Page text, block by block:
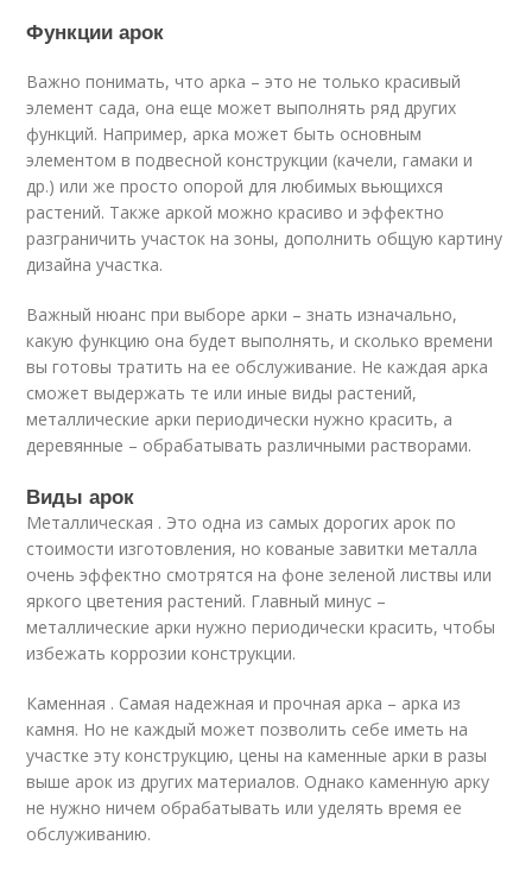
Функции арок
Важно понимать, что арка – это не только красивый
элемент сада, она еще может выполнять ряд других
функций. Например, арка может быть основным
элементом в подвесной конструкции (качели, гамаки и
др.) или же просто опорой для любимых вьющихся
растений. Также аркой можно красиво и эффектно
разграничить участок на зоны, дополнить общую картину
дизайна участка.
Важный нюанс при выборе арки – знать изначально,
какую функцию она будет выполнять, и сколько времени
вы готовы тратить на ее обслуживание. Не каждая арка
сможет выдержать те или иные виды растений,
металлические арки периодически нужно красить, а
деревянные – обрабатывать различными растворами.
Виды арок
Металлическая . Это одна из самых дорогих арок по
стоимости изготовления, но кованые завитки металла
очень эффектно смотрятся на фоне зеленой листвы или
яркого цветения растений. Главный минус –
металлические арки нужно периодически красить, чтобы
избежать коррозии конструкции.
Каменная . Самая надежная и прочная арка – арка из
камня. Но не каждый может позволить себе иметь на
участке эту конструкцию, цены на каменные арки в разы
выше арок из других материалов. Однако каменную арку
не нужно ничем обрабатывать или уделять время ее
обслуживанию.